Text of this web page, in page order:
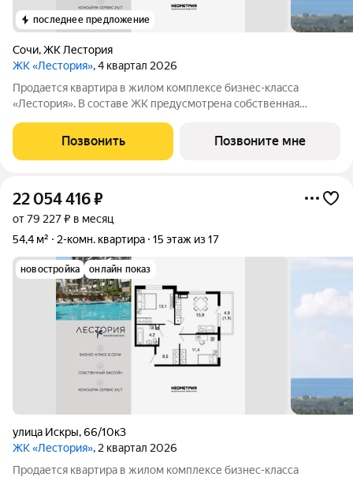
последнее предложение
Сочи,ЖК Лестория
ЖК «Лестория», 4 квартал 2026
Продается квартира в жилом комплексе бизнес-класса
«Лестория». В составе ЖК предусмотрена собственная
подогреваемыми бассейнами, что соответствуют стандартам
бизнес-класса. Аквазона объединяет взрослый и
Позвонить Позвоните мне
22 054 416₽
от 79 227 ₽ в месяц
54,4 м²
2-комн. квартира 15 этаж из 17
новостройка онлайн показ
улица Искры,66/10к3
ЖК «Лестория», 2 квартал 2026
Продается квартира в жилом комплексе бизнес-класса